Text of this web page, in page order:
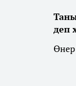
деп
Өнер